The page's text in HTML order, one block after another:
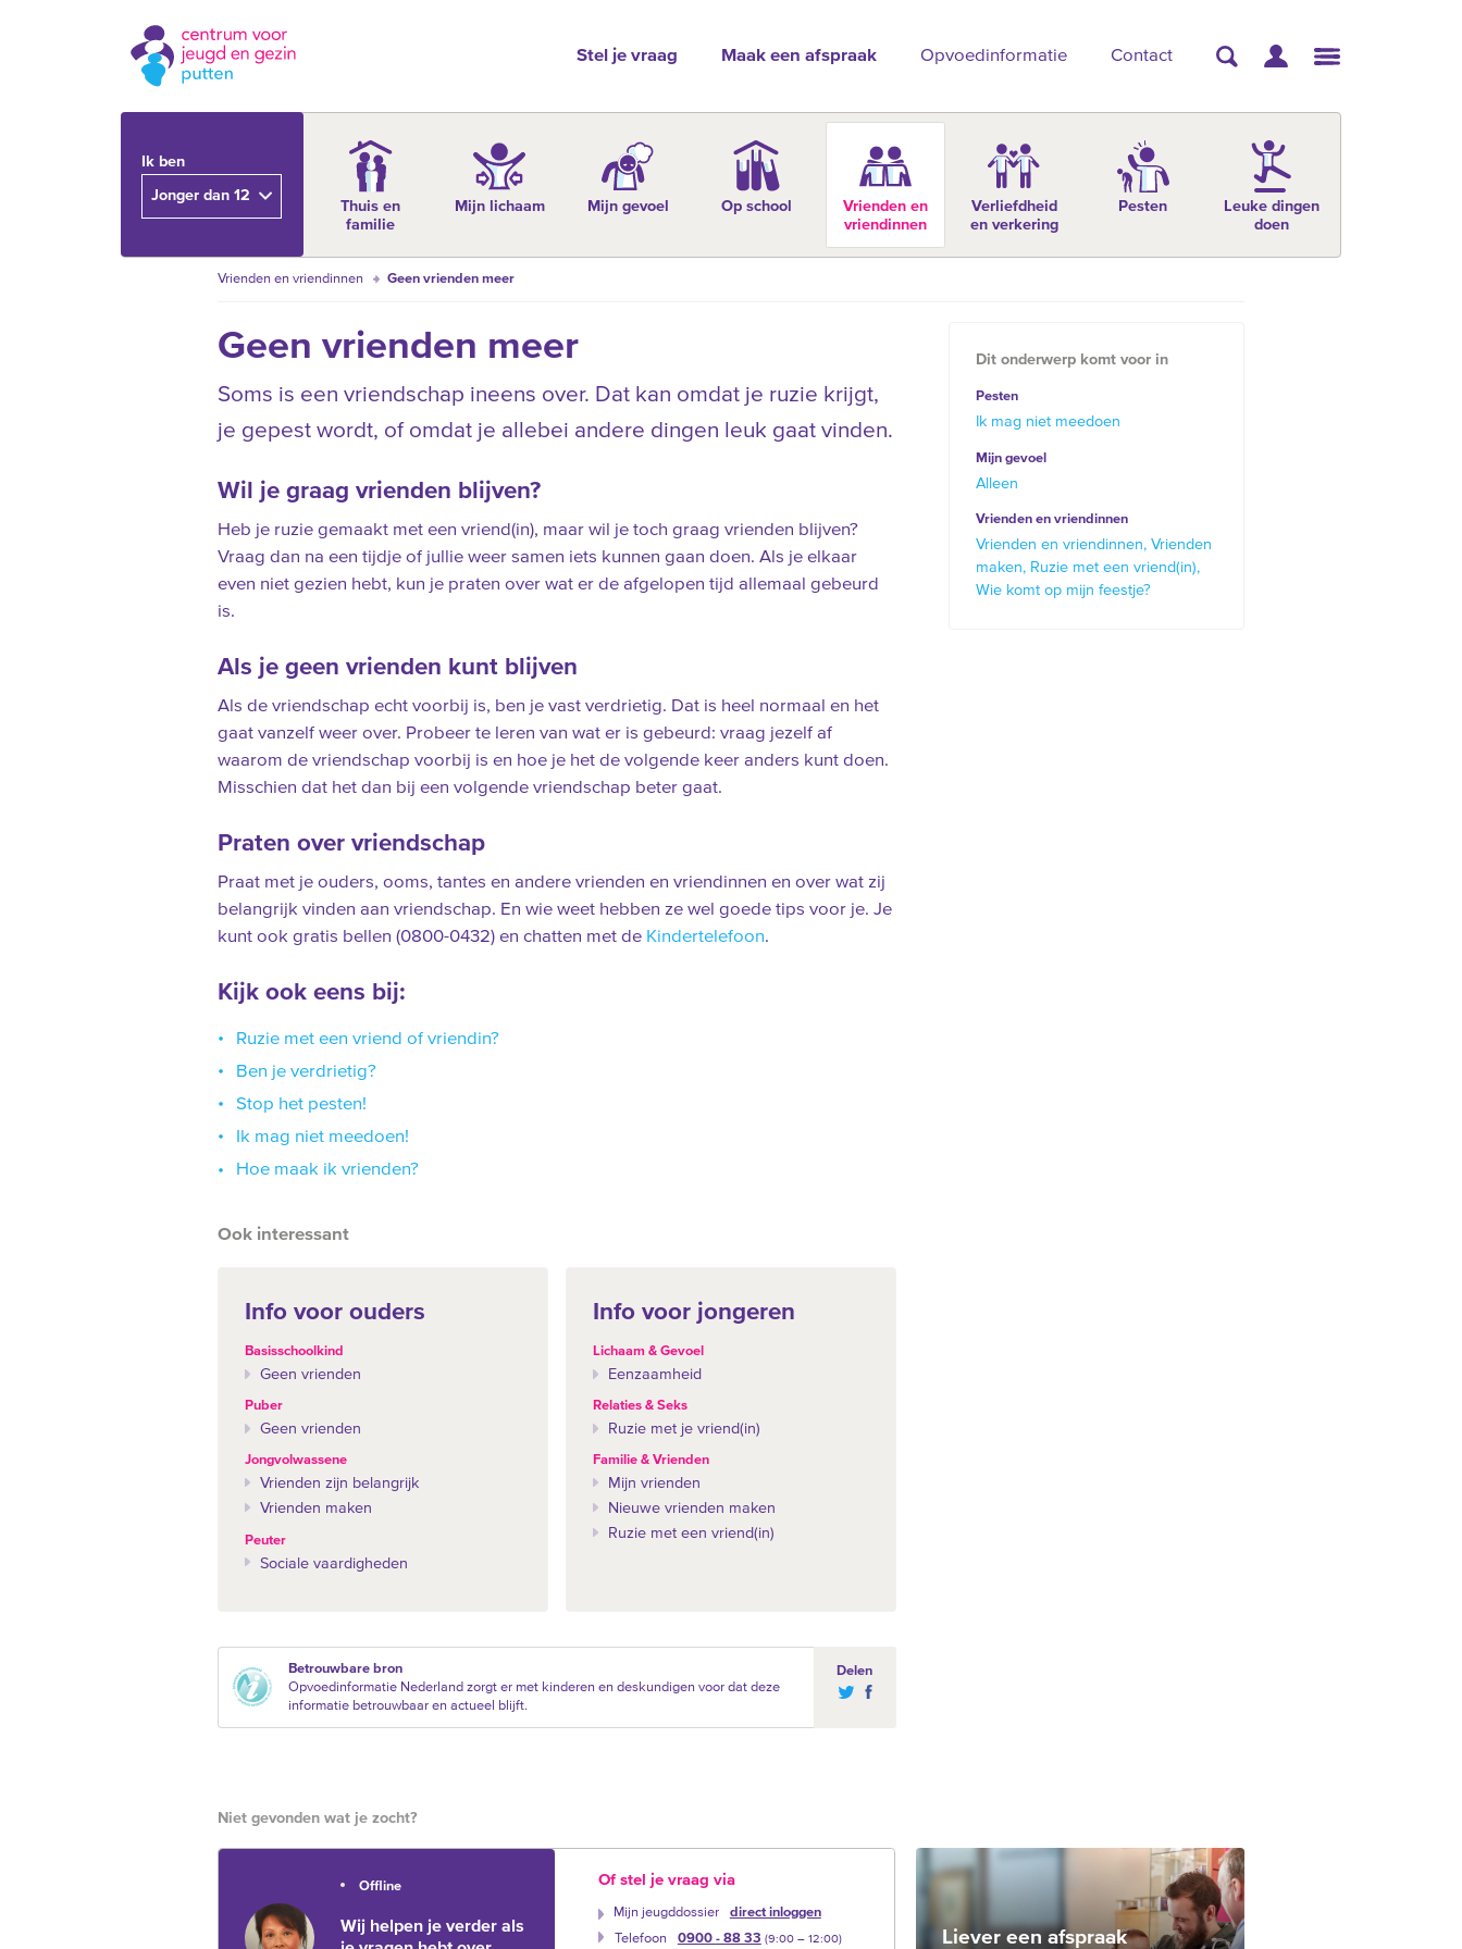
Stel je vraag Maak een afspraak Opvoedinformatie Contact
Ik ben
Jonger dan 12
Thuis en
familie
Mijn lichaam Mijn gevoel Op school
Vrienden en
vriendinnen
Verliefdheid
en verkering
Pesten
Leuke dingen
doen
Vrienden en vriendinnen Geen vrienden meer
Geen vrienden meer
Soms is een vriendschap ineens over. Dat kan omdat je ruzie krijgt,
je gepest wordt, of omdat je allebei andere dingen leuk gaat vinden.
Wil je graag vrienden blijven?
Heb je ruzie gemaakt met een vriend(in), maar wil je toch graag vrienden blijven?
Vraag dan na een tijdje of jullie weer samen iets kunnen gaan doen. Als je elkaar
even niet gezien hebt, kun je praten over wat er de afgelopen tijd allemaal gebeurd
is.
Als je geen vrienden kunt blijven
Als de vriendschap echt voorbij is, ben je vast verdrietig. Dat is heel normaal en het
gaat vanzelf weer over. Probeer te leren van wat er is gebeurd: vraag jezelf af
waarom de vriendschap voorbij is en hoe je het de volgende keer anders kunt doen.
Misschien dat het dan bij een volgende vriendschap beter gaat.
Praten over vriendschap
Praat met je ouders, ooms, tantes en andere vrienden en vriendinnen en over wat zij
belangrijk vinden aan vriendschap. En wie weet hebben ze wel goede tips voor je. Je
kunt ook gratis bellen (0800-0432) en chatten met de Kindertelefoon.
Kijk ook eens bij:
Ruzie met een vriend of vriendin?
Ben je verdrietig?
Stop het pesten!
Ik mag niet meedoen!
Hoe maak ik vrienden?
Ook interessant
Info voor ouders
Basisschoolkind
Geen vrienden
Puber
Geen vrienden
Jongvolwassene
Vrienden zijn belangrijk
Vrienden maken
Peuter
Sociale vaardigheden
Info voor jongeren
Lichaam & Gevoel
Eenzaamheid
Relaties & Seks
Ruzie met je vriend(in)
Familie & Vrienden
Mijn vrienden
Nieuwe vrienden maken
Ruzie met een vriend(in)
Betrouwbare bron
Opvoedinformatie Nederland zorgt er met kinderen en deskundigen voor dat deze
informatie betrouwbaar en actueel blijft.
Delen
Dit onderwerp komt voor in
Pesten
Ik mag niet meedoen
Mijn gevoel
Alleen
Vrienden en vriendinnen
Vrienden en vriendinnen Vrienden
maken
Ruzie met een vriend(in)
Wie komt op mijn feestje?
Niet gevonden wat je zocht?
Offline
Wij helpen je verder als
Of stel je vraag via
Mijn jeugddossier
direct inloggen
Telefoon
0900 - 88 33 (9:00 –‍ 12:00) Liever een afspraak